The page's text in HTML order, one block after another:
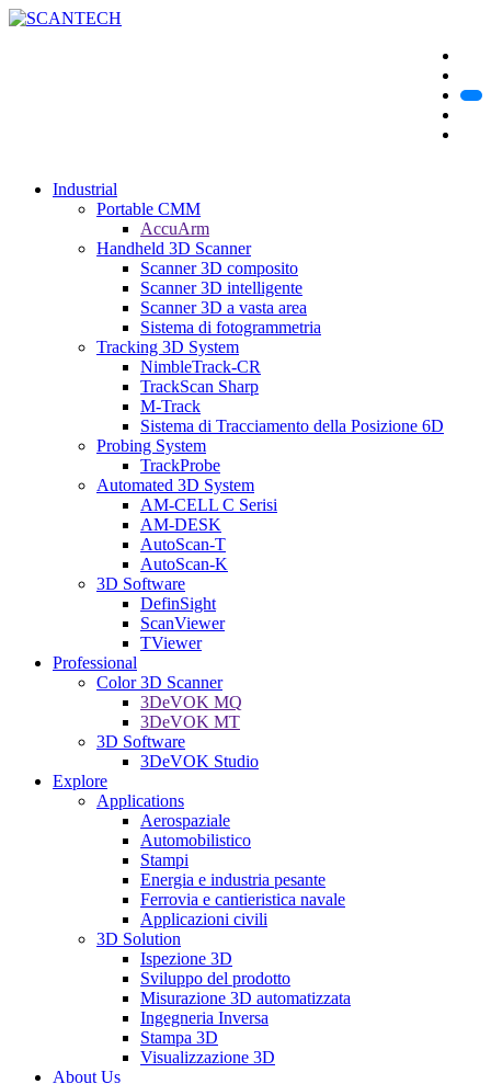
Industrial
Portable CMM
AccuArm
Handheld 3D Scanner
Scanner 3D composito
Scanner 3D intelligente
Scanner 3D a vasta area
Sistema di fotogrammetria
Tracking 3D System
NimbleTrack-CR
TrackScan Sharp
M-Track
Sistema di Tracciamento della Posizione 6D
Probing System
TrackProbe
Automated 3D System
AM-CELL C Serisi
AM-DESK
AutoScan-T
AutoScan-K
3D Software
DefinSight
ScanViewer
TViewer
Professional
Color 3D Scanner
3DeVOK MQ
3DeVOK MT
3D Software
3DeVOK Studio
Explore
Applications
Aerospaziale
Automobilistico
Stampi
Energia e industria pesante
Ferrovia e cantieristica navale
Applicazioni civili
3D Solution
Ispezione 3D
Sviluppo del prodotto
Misurazione 3D automatizzata
Ingegneria Inversa
Stampa 3D
Visualizzazione 3D
About Us